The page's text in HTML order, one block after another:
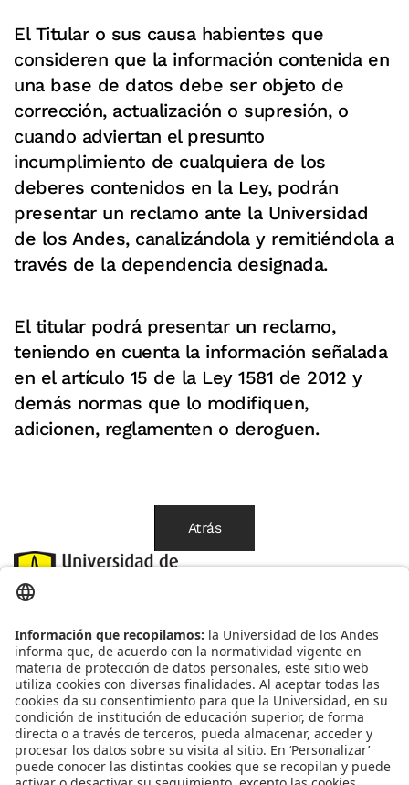
El Titular o sus causa habientes que
consideren que la información contenida en
una base de datos debe ser objeto de
corrección, actualización o supresión, o
cuando adviertan el presunto
incumplimiento de cualquiera de los
deberes contenidos en la Ley, podrán
presentar un reclamo ante la Universidad
de los Andes, canalizándola y remitiéndola a
través de la dependencia designada.
El titular podrá presentar un reclamo,
teniendo en cuenta la información señalada
en el artículo 15 de la Ley 1581 de 2012 y
demás normas que lo modifiquen,
adicionen, reglamenten o deroguen.
Atrás
Correo: habeasdata@uniandes.edu.co
Línea de atención:(601)3394949ext.4818
Oficina correspondencia:Cra1 Nº 18A-12